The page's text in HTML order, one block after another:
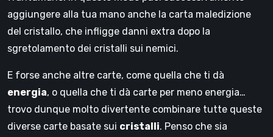
aggiungere alla tua mano anche la carta maledizione
del cristallo, che infligge danni extra dopo la
sgretolamento dei cristalli sui nemici.
E forse anche altre carte, come quella che ti dà
energia, o quella che ti dà carte per meno energia…
trovo dunque molto divertente combinare tutte queste
diverse carte basate sui cristalli. Penso che sia